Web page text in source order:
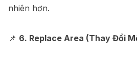
nhiên hơn.
📌 6. Replace Area (Thay Đổi